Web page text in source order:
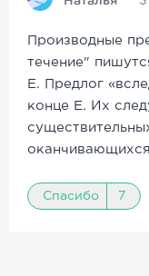
Производные
течение"
Е. Предлог
конце Е. Их
Спасибо 7